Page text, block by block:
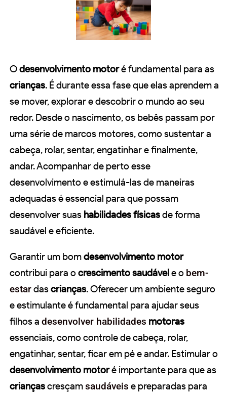
Odesenvolvimento motoré fundamental para as
crianças. É durante essa fase que elas aprendem a
se mover, explorar e descobrir o mundo ao seu
redor. Desde o nascimento, os bebês passam por
uma série de marcos motores, como sustentar a
cabeça, rolar, sentar, engatinhar e finalmente,
andar. Acompanhar de perto esse
desenvolvimento e estimulá-las de maneiras
adequadas é essencial para que possam
desenvolver suas habilidades físicasde forma
saudável e eficiente.
Garantir um bomdesenvolvimento motor
contribui para o crescimento saudávele o bem-
estardascrianças. Oferecer um ambiente seguro
e estimulante é fundamental para ajudar seus
filhos a desenvolver habilidades motoras
essenciais, como controle de cabeça, rolar,
engatinhar, sentar, ficar em pé e andar. Estimular o
desenvolvimento motoré importante para que as
criançascresçamsaudáveis e preparadas para